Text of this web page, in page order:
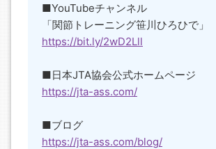
■YouTubeチャンネル
「関節トレーニング笹川ひろひで」
https://bit.ly/2wD2Lll
■日本JTA協会公式ホームページ
https://jta-ass.com/
■ブログ
https://jta-ass.com/blog/